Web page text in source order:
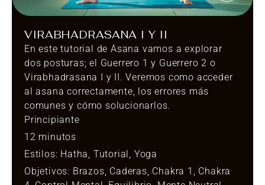
VIRABHADRASANA I Y II
En este tutorial de Asana vamos a explorar
dos posturas; el Guerrero 1 y Guerrero 2 o
Virabhadrasana I y II. Veremos como acceder
al asana correctamente, los errores más
comunes y cómo solucionarlos.
Principiante
12 minutos
Estilos: Hatha, Tutorial , Yoga
Objetivos: Brazos, Caderas, Chakra 1 , Chakra